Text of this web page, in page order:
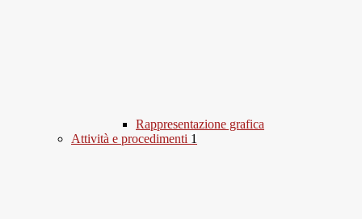
Rappresentazione grafica
Attività e procedimenti 1